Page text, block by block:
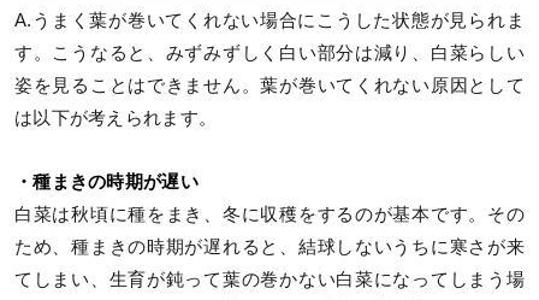
A.うまく葉が巻いてくれない場合にこうした状態が見られま
す。こうなると、みずみずしく白い部分は減り、白菜らしい
姿を見ることはできません。葉が巻いてくれない原因として
は以下が考えられます。
・種まきの時期が遅い
白菜は秋頃に種をまき、冬に収穫をするのが基本です。その
ため、種まきの時期が遅れると、結球しないうちに寒さが来
てしまい、生育が鈍って葉の巻かない白菜になってしまう場